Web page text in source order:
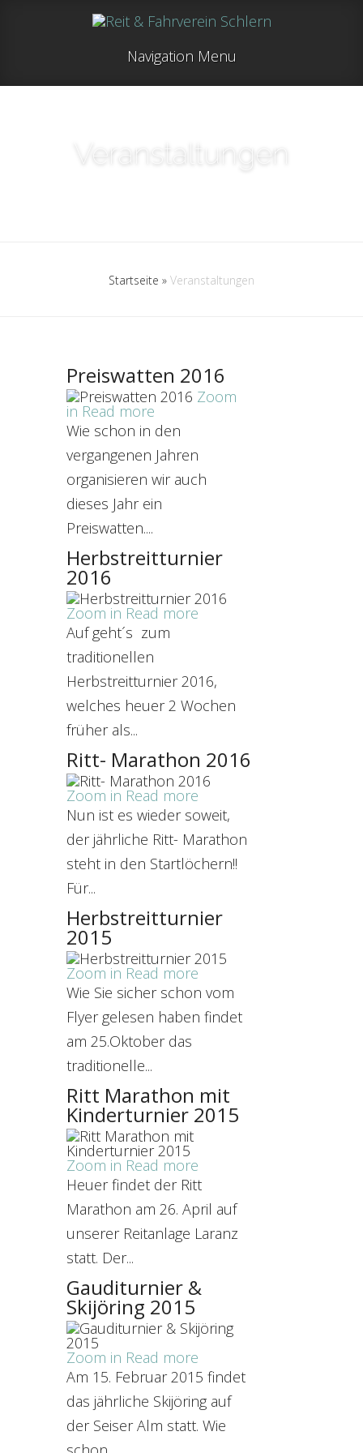
Navigation Menu
Veranstaltungen
Startseite » Veranstaltungen
Preiswatten 2016
Zoom
in Read more
Wie schon in den
vergangenen Jahren
organisieren wir auch
dieses Jahr ein
Preiswatten....
Herbstreitturnier
2016
Zoom in Read more
Auf geht´s zum
traditionellen
Herbstreitturnier 2016,
welches heuer 2 Wochen
früher als...
Ritt- Marathon 2016
Zoom in Read more
Nun ist es wieder soweit,
der jährliche Ritt- Marathon
steht in den Startlöchern!!
Für...
Herbstreitturnier
2015
Zoom in Read more
Wie Sie sicher schon vom
Flyer gelesen haben findet
am 25.Oktober das
traditionelle...
Ritt Marathon mit
Kinderturnier 2015
Zoom in Read more
Heuer findet der Ritt
Marathon am 26. April auf
unserer Reitanlage Laranz
statt. Der...
Gauditurnier &
Skijöring 2015
Zoom in Read more
Am 15. Februar 2015 findet
das jährliche Skijöring auf
der Seiser Alm statt. Wie